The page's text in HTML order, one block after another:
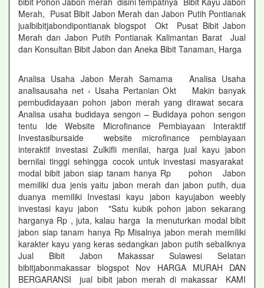
Merah, Pusat Bibit Jabon Merah dan Jabon Putih Pontianak
jualbibitjabondipontianak blogspot Okt Pusat Bibit Jabon
Merah dan Jabon Putih Pontianak Kalimantan Barat Jual
dan Konsultan Bibit Jabon dan Aneka Bibit Tanaman, Harga
Analisa Usaha Jabon Merah Samama Analisa Usaha
analisausaha net › Usaha Pertanian Okt Makin banyak
pembudidayaan pohon jabon merah yang dirawat secara
Analisa usaha budidaya sengon – Budidaya pohon sengon
tentu Ide Website Microfinance Pembiayaan Interaktif
Investasibursaide website microfinance pembiayaan
interaktif investasi Zulkifli menilai, harga jual kayu jabon
bernilai tinggi sehingga cocok untuk investasi masyarakat
modal bibit jabon siap tanam hanya Rp pohon Jabon
memiliki dua jenis yaitu jabon merah dan jabon putih, dua
duanya memiliki Investasi kayu jabon kayujabon weebly
investasi kayu jabon "Satu kubik pohon jabon sekarang
harganya Rp , juta, kalau harga Ia menuturkan modal bibit
jabon siap tanam hanya Rp Misalnya jabon merah memiliki
karakter kayu yang keras sedangkan jabon putih sebaliknya
Jual Bibit Jabon Makassar Sulawesi Selatan
bibitjabonmakassar blogspot Nov HARGA MURAH DAN
BERGARANSI jual bibit jabon merah di makassar KAMI